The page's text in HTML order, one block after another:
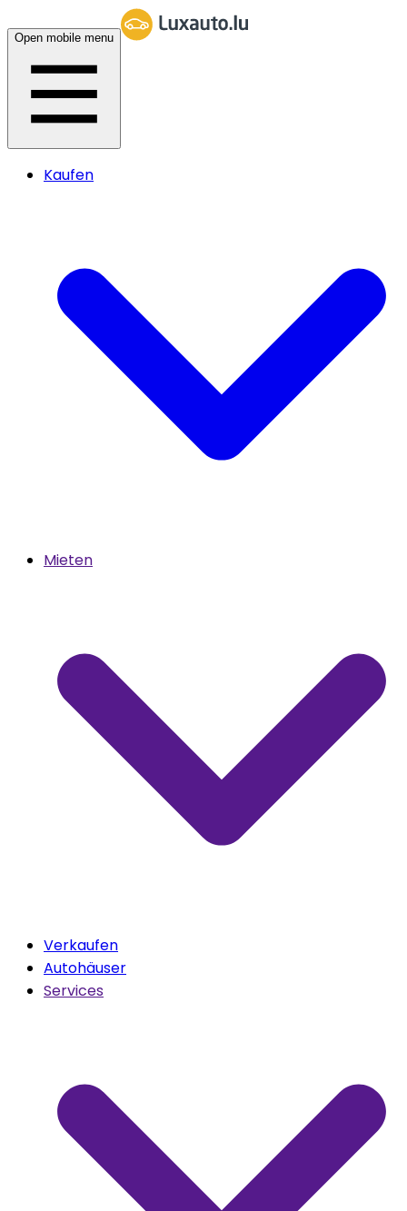
Open mobile menu
Kaufen
Mieten
Verkaufen
Autohäuser
Services